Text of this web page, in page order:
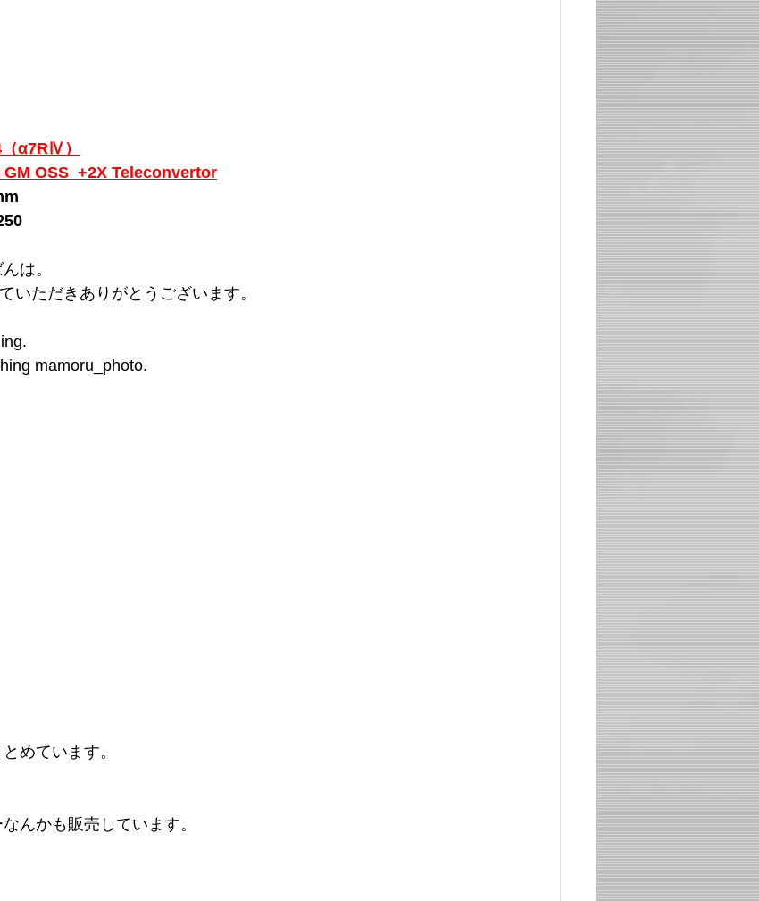
α7RⅣ）
OSS +2X Teleconvertor
は。
いただきありがとうございます。
mamoru_photo.
めています。
んかも販売しています。